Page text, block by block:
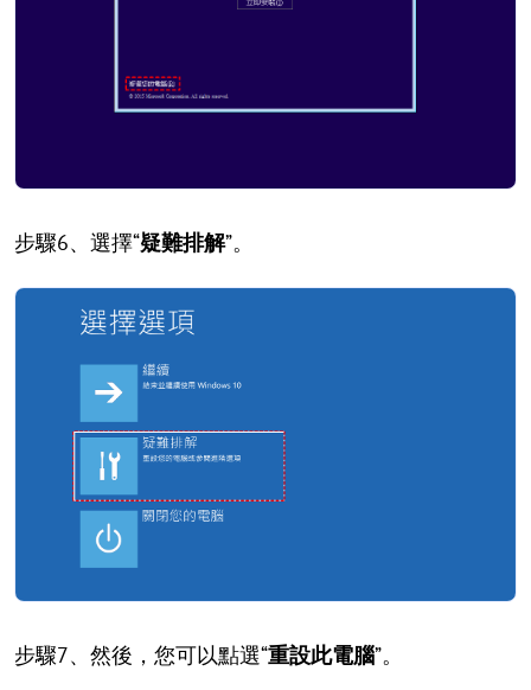
步驟6、選擇“疑難排解”。
步驟7、然後，您可以點選“重設此電腦”。